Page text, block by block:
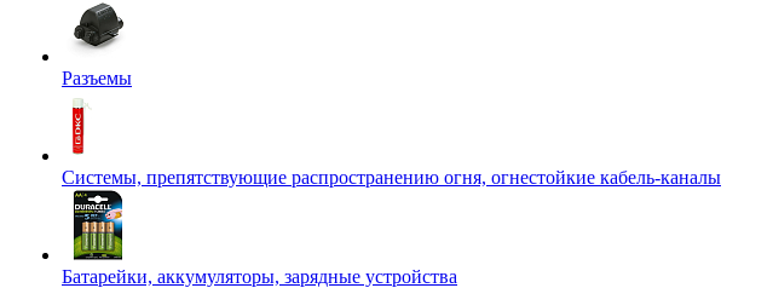
Разъемы
Системы, препятствующие распространению огня, огнестойкие кабель-каналы
Батарейки, аккумуляторы, зарядные устройства